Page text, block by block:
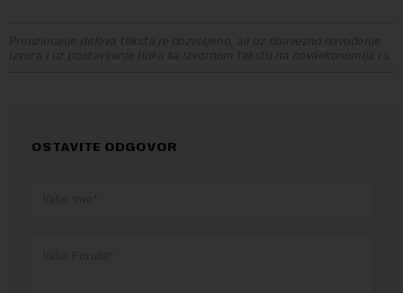
Preuzimanje delova teksta je dozvoljeno, ali uz obavezno navođenje
izvora i uz postavljanje linka ka izvornom tekstu na novaekonomija.rs
OSTAVITE ODGOVOR